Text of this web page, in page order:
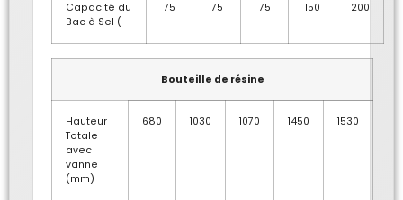
Capacité du
Bac à Sel (
75 75 75 150 200
Bouteille de résine
Hauteur
Totale
avec
vanne
(mm)
680 1030 1070 1450 1530